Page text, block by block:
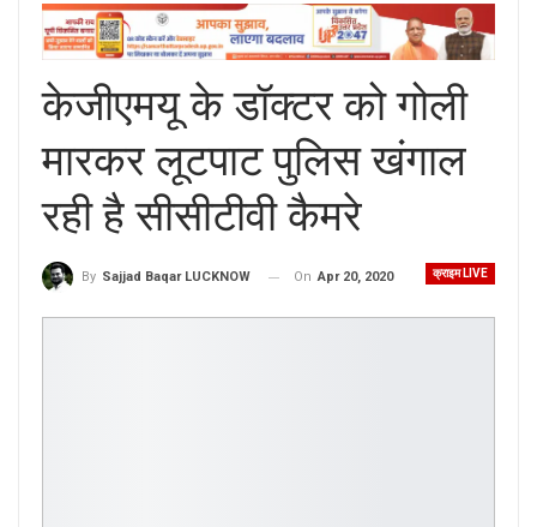
केजीएमयू के डॉक्टर को गोली
मारकर लूटपाट पुलिस खंगाल
रही है सीसीटीवी कैमरे
क्राइम LIVE
By Sajjad Baqar LUCKNOW On Apr 20, 2020